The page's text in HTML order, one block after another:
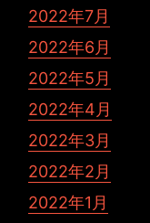
2022年7月
2022年6月
2022年5月
2022年4月
2022年3月
2022年2月
2022年1月